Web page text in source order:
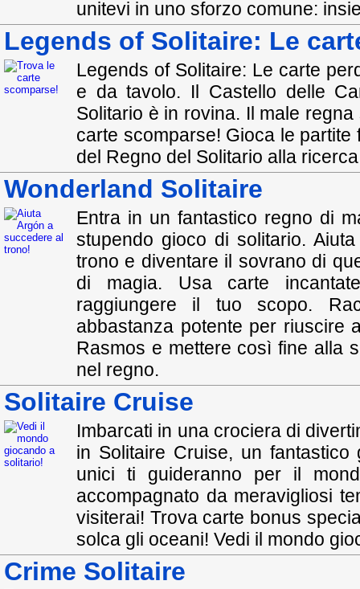
unitevi in uno sforzo comune:
Legends of Solitaire: Le
Legends of Solitaire: Le carte
e da tavolo. Il Castello delle
Solitario è in rovina. Il male
carte scomparse! Gioca le
del Regno del Solitario alla
Wonderland Solitaire
Entra in un fantastico regno di
stupendo gioco di solitario.
trono e diventare il sovrano di
di magia. Usa carte
raggiungere il tuo scopo.
abbastanza potente per riuscire
Rasmos e mettere così fine alla
nel regno.
Solitaire Cruise
Imbarcati in una crociera di
in Solitaire Cruise, un
unici ti guideranno per il
accompagnato da meravigliosi
visiterai! Trova carte bonus
solca gli oceani! Vedi il mondo
Crime Solitaire